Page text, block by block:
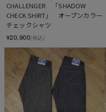
CHALLENGER　「SHADOW
CHECK SHIRT」　オープンカラー
チェックシャツ
¥20,900(税込)